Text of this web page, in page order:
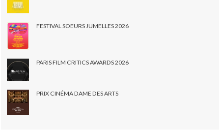
FESTIVAL SOEURS JUMELLES 2026
PARIS FILM CRITICS AWARDS 2026
PRIX CINÉMA DAME DES ARTS